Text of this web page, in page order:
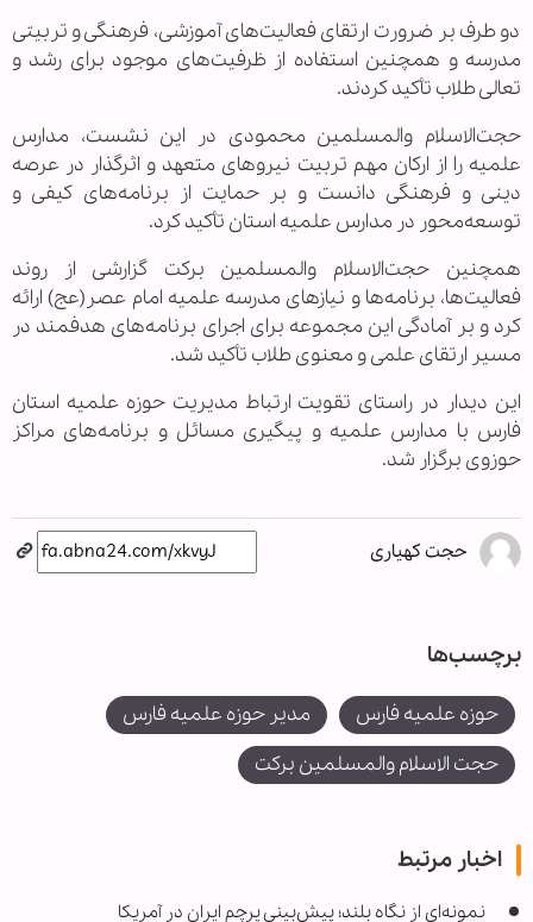
دو طرف بر ضرورت ارتقای فعالیت‌های آموزشی، فرهنگی و تربیتی
مدرسه و همچنین استفاده از ظرفیت‌های موجود برای رشد و
تعالی طلاب تأکید کردند.
حجت‌الاسلام والمسلمین محمودی در این نشست، مدارس
علمیه را از ارکان مهم تربیت نیروهای متعهد و اثرگذار در عرصه
دینی و فرهنگی دانست و بر حمایت از برنامه‌های کیفی و
توسعه‌محور در مدارس علمیه استان تأکید کرد.
همچنین حجت‌الاسلام والمسلمین برکت گزارشی از روند
فعالیت‌ها، برنامه‌ها و نیازهای مدرسه علمیه امام عصر(عج) ارائه
کرد و بر آمادگی این مجموعه برای اجرای برنامه‌های هدفمند در
مسیر ارتقای علمی و معنوی طلاب تأکید شد.
این دیدار در راستای تقویت ارتباط مدیریت حوزه علمیه استان
فارس با مدارس علمیه و پیگیری مسائل و برنامه‌های مراکز
حوزوی برگزار شد.
حجت کهیاری
برچسب‌ها
حوزه علمیه فارس
مدیر حوزه علمیه فارس
حجت الاسلام والمسلمین برکت
اخبار مرتبط
نمونه‌ای از نگاه بلند؛ پیش‌بینی پرچم ایران در آمریکا